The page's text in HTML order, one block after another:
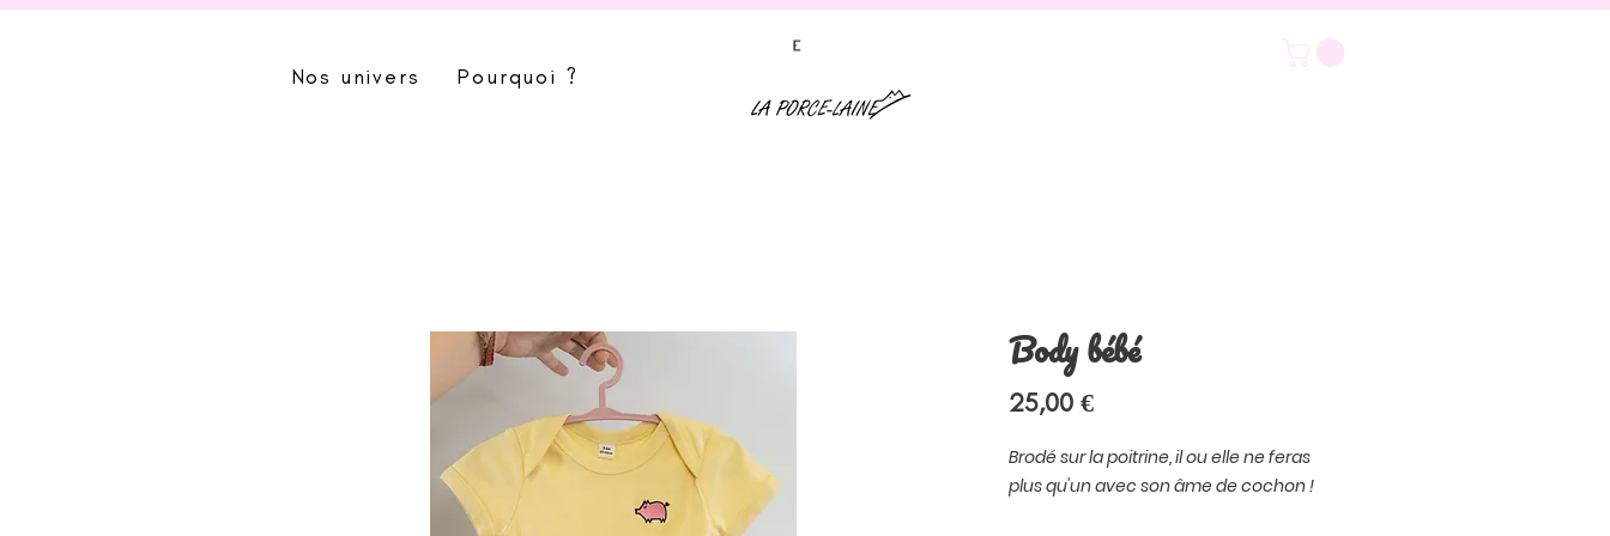
Nos univers Pourquoi ?
Body bébé
25,00 €Prix
Brodé sur la poitrine, il ou elle ne feras
plus qu'un avec son âme de cochon !